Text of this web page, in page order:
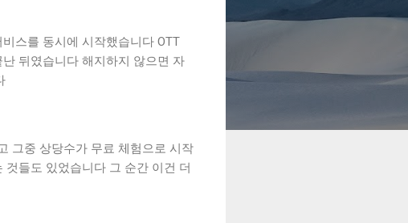
스를 동시에 시작했습니다 OTT
뒤였습니다 해지하지 않으면 자
그중 상당수가 무료 체험으로 시작
들도 있었습니다 그 순간 이건 더